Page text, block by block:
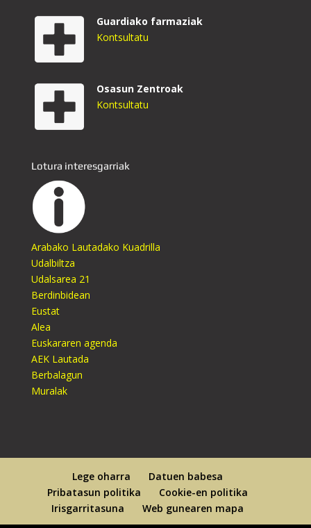
Guardiako farmaziak
Kontsultatu
Osasun Zentroak
Kontsultatu
Lotura interesgarriak
Arabako Lautadako Kuadrilla
Udalbiltza
Udalsarea 21
Berdinbidean
Eustat
Alea
Euskararen agenda
AEK Lautada
Berbalagun
Muralak
Lege oharra
Datuen babesa
Pribatasun politika
Cookie-en politika
Irisgarritasuna
Web gunearen mapa